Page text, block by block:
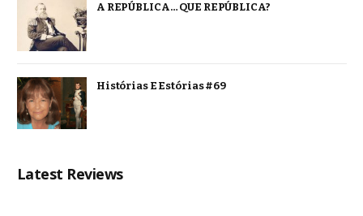
A REPÚBLICA… QUE REPÚBLICA?
Histórias E Estórias #69
Latest Reviews